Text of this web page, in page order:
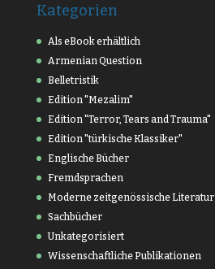
Kategorien
Als eBook erhältlich
Armenian Question
Belletristik
Edition "Mezalim"
Edition "Terror, Tears and Trauma"
Edition "türkische Klassiker"
Englische Bücher
Fremdsprachen
Moderne zeitgenössische Literatur
Sachbücher
Unkategorisiert
Wissenschaftliche Publikationen